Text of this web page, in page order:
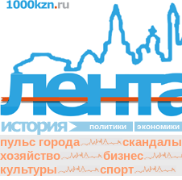
политики экономики
пульс города скандалы
хозяйство
бизнес
культуры
спорт